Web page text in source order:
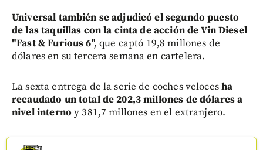
Universal también se adjudicó el segundo puesto
de las taquillas con la cinta de acción de Vin Diesel
"Fast & Furious 6", que captó 19,8 millones de
dólares en su tercera semana en cartelera.
La sexta entrega de la serie de coches velocesha
recaudado un total de 202,3 millones de dólares a
nivel interno y 381,7 millones en el extranjero.